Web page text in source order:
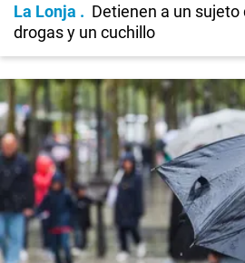
La Lonja
Detienen a un
drogas y un cuchillo